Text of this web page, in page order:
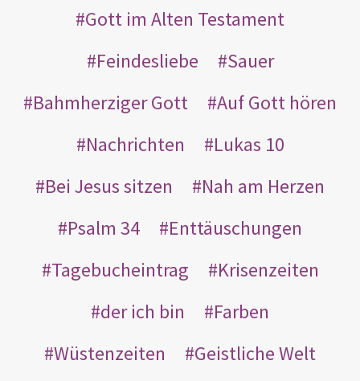
Gott im Alten Testament
Feindesliebe
Sauer
Bahmherziger Gott
Auf Gott hören
Nachrichten
Lukas 10
Bei Jesus sitzen
Nah am Herzen
Psalm 34
Enttäuschungen
Tagebucheintrag
Krisenzeiten
der ich bin
Farben
Wüstenzeiten
Geistliche Welt